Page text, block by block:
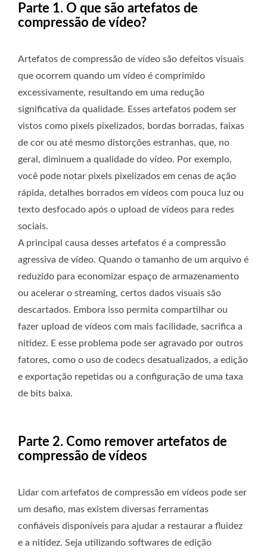
Parte 1. O que são artefatos de
compressão de vídeo?
Artefatos de compressão de vídeo são defeitos visuais
que ocorrem quando um vídeo é comprimido
excessivamente, resultando em uma redução
significativa da qualidade. Esses artefatos podem ser
vistos como pixels pixelizados, bordas borradas, faixas
de cor ou até mesmo distorções estranhas, que, no
geral, diminuem a qualidade do vídeo. Por exemplo,
você pode notar pixels pixelizados em cenas de ação
rápida, detalhes borrados em vídeos com pouca luz ou
texto desfocado após o upload de vídeos para redes
sociais.
A principal causa desses artefatos é a compressão
agressiva de vídeo. Quando o tamanho de um arquivo é
reduzido para economizar espaço de armazenamento
ou acelerar o streaming, certos dados visuais são
descartados. Embora isso permita compartilhar ou
fazer upload de vídeos com mais facilidade, sacrifica a
nitidez. E esse problema pode ser agravado por outros
fatores, como o uso de codecs desatualizados, a edição
e exportação repetidas ou a configuração de uma taxa
de bits baixa.
Parte 2. Como remover artefatos de
compressão de vídeos
Lidar com artefatos de compressão em vídeos pode ser
um desafio, mas existem diversas ferramentas
confiáveis ​​disponíveis para ajudar a restaurar a fluidez
e a nitidez. Seja utilizando softwares de edição